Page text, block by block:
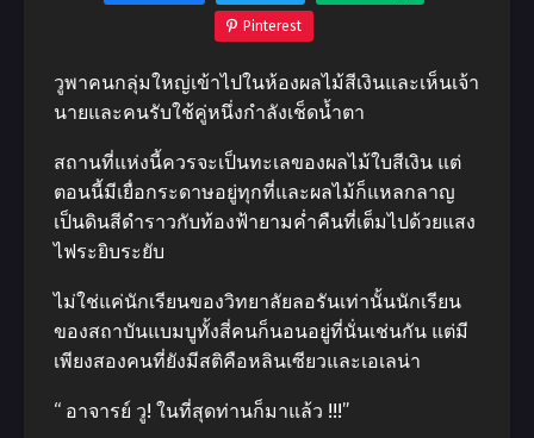
Pinterest
วูพาคนกลุ่มใหญ่เข้าไปในห้องผลไม้สีเงินและเห็นเจ้า
นายและคนรับใช้คู่หนึ่งกำลังเช็ดน้ำตา
สถานที่แห่งนี้ควรจะเป็นทะเลของผลไม้ใบสีเงิน แต่
ตอนนี้มีเยื่อกระดาษอยู่ทุกที่และผลไม้ก็แหลกลาญ
เป็นดินสีดำราวกับท้องฟ้ายามค่ำคืนที่เต็มไปด้วยแสง
ไฟระยิบระยับ
ไม่ใช่แค่นักเรียนของวิทยาลัยลอรันเท่านั้นนักเรียน
ของสถาบันแบมบูทั้งสี่คนก็นอนอยู่ที่นั่นเช่นกัน แต่มี
เพียงสองคนที่ยังมีสติคือหลินเซียวและเอเลน่า
“ อาจารย์ วู! ในที่สุดท่านก็มาแล้ว !!!”